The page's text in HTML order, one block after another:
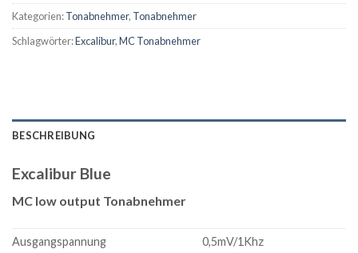
Kategorien:Tonabnehmer, Tonabnehmer
Schlagwörter:Excalibur,MC Tonabnehmer
BESCHREIBUNG
Excalibur Blue
MC low output Tonabnehmer
Ausgangspannung
0,5mV/1Khz